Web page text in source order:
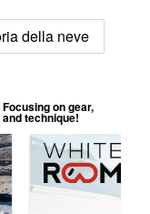
della neve